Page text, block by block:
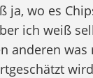
ja, wo es
ich weiß
anderen was